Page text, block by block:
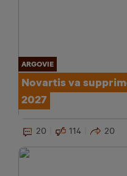
ARGOVIE
Novartis va
2027
20 114 20